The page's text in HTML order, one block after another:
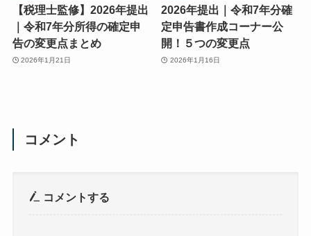
【税理士監修】2026年提出
｜令和7年分所得の確定申
告の変更点まとめ
2026年1月21日
2026年提出｜令和7年分確
定申告書作成コーナー公
開！５つの変更点
2026年1月16日
コメント
コメントする